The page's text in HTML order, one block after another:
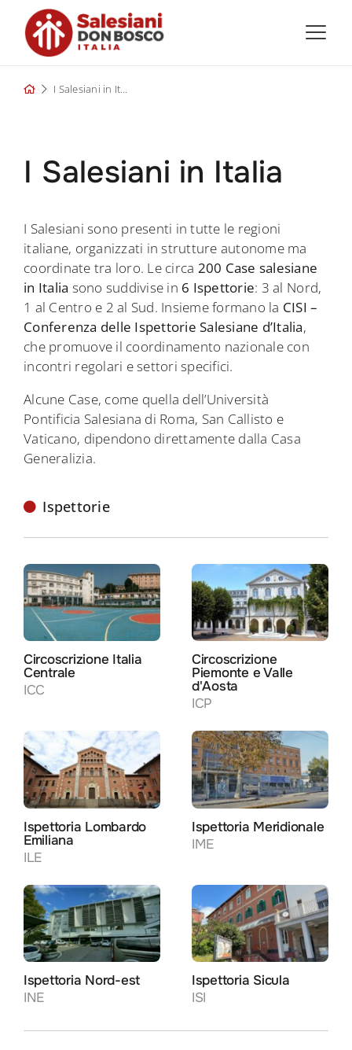
content
I Salesiani in Italia
I Salesiani in Italia
I Salesiani sono presenti in tutte le regioni
italiane, organizzati in strutture autonome ma
coordinate tra loro. Le circa 200 Case salesiane
in Italia sono suddivise in 6 Ispettorie: 3 al Nord,
1 al Centro e 2 al Sud. Insieme formano la CISI –
Conferenza delle Ispettorie Salesiane d’Italia,
che promuove il coordinamento nazionale con
incontri regolari e settori specifici.
Alcune Case, come quella dell’Università
Pontificia Salesiana di Roma, San Callisto e
Vaticano, dipendono direttamente dalla Casa
Generalizia.
Ispettorie
Circoscrizione Italia
Centrale
ICC
Circoscrizione
Piemonte e Valle
d'Aosta
ICP
Ispettoria Lombardo
Emiliana
ILE
Ispettoria Meridionale
IME
Ispettoria Nord-est
INE
Ispettoria Sicula
ISI